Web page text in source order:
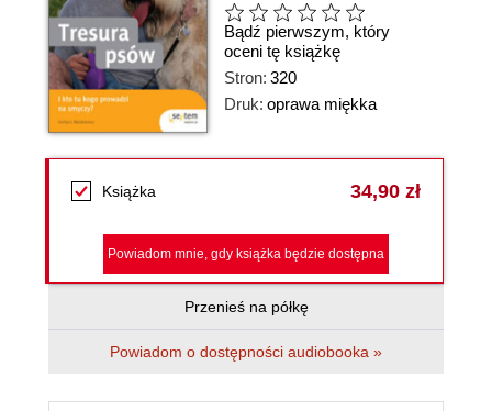
Bądź pierwszym, który
oceni tę książkę
Stron: 320
Druk: oprawa miękka
Książka 34,90 zł
Powiadom mnie, gdy książka będzie dostępna
Przenieś na półkę
Powiadom o dostępności audiobooka »